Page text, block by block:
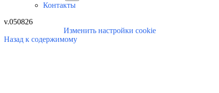
Контакты
v.050826
Изменить настройки cookie
Назад к содержимому